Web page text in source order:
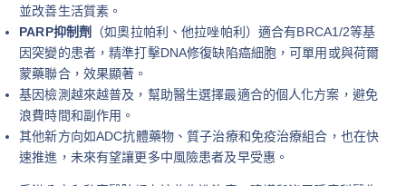
並改善生活質素。
PARP抑制劑
（如奧拉帕利、他拉唑帕利）適合有BRCA1/2等基
因突變的患者，精準打擊DNA修復缺陷癌細胞，可單用或與荷爾
蒙藥聯合，效果顯著。
基因檢測越來越普及，幫助醫生選擇最適合的個人化方案，避免
浪費時間和副作用。
其他新方向如ADC抗體藥物、質子治療和免疫治療組合，也在快
速推進，未來有望讓更多中風險患者及早受惠。